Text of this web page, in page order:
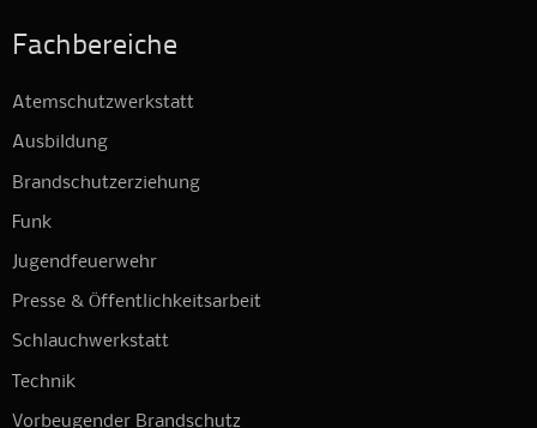
Fachbereiche
Atemschutzwerkstatt
Ausbildung
Brandschutzerziehung
Funk
Jugendfeuerwehr
Presse & Öffentlichkeitsarbeit
Schlauchwerkstatt
Technik
Vorbeugender Brandschutz